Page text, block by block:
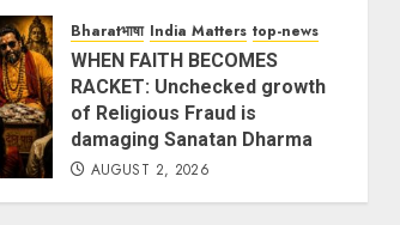
Bharatभाषा India Matters top-news
WHEN FAITH BECOMES
RACKET: Unchecked growth
of Religious Fraud is
damaging Sanatan Dharma
AUGUST 2, 2026